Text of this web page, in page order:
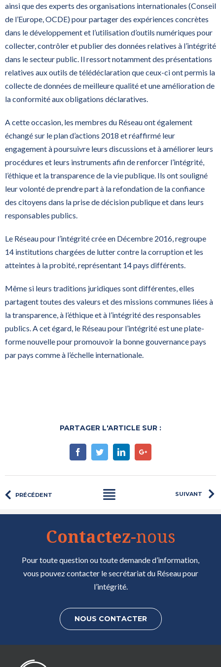
ainsi que des experts des organisations internationales (Conseil
de l’Europe, OCDE) pour partager des expériences concrètes
dans le développement et l’utilisation d’outils numériques pour
collecter, contrôler et publier des données relatives à l’intégrité
dans le secteur public. Il ressort notamment des présentations
relatives aux outils de télédéclaration que ceux-ci ont permis la
collecte de données de meilleure qualité et une amélioration de
la conformité aux obligations déclaratives.
A cette occasion, les membres du Réseau ont également
échangé sur le plan d’actions 2018 et réaffirmé leur
engagement à poursuivre leurs discussions et à améliorer leurs
procédures et leurs instruments afin de renforcer l’intégrité,
l’éthique et la transparence de la vie publique. Ils ont souligné
leur volonté de prendre part à la refondation de la confiance
des citoyens dans la prise de décision publique et dans leurs
responsables publics.
Le Réseau pour l’intégrité crée en Décembre 2016, regroupe
14 institutions chargées de lutter contre la corruption et les
atteintes à la probité, représentant 14 pays différents.
Même si leurs traditions juridiques sont différentes, elles
partagent toutes des valeurs et des missions communes liées à
la transparence, à l’éthique et à l’intégrité des responsables
publics. A cet égard, le Réseau pour l’intégrité est une plate-
forme nouvelle pour promouvoir la bonne gouvernance pays
par pays comme à l’échelle internationale.
PARTAGER L'ARTICLE SUR :
FacebookTwitterLinkedinGoogle+
PRÉCÉDENT SUIVANT
Contactez-nous
Pour toute question ou toute demande d’information,
vous pouvez contacter le secrétariat du Réseau pour
l’intégrité.
NOUS CONTACTER